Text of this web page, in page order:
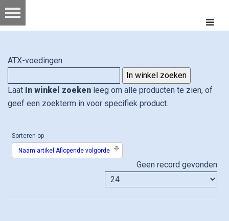
ATX-voedingen
Laat In winkel zoeken leeg om alle producten te zien, of
geef een zoekterm in voor specifiek product.
Sorteren op
Naam artikel Aflopende volgorde
Geen record gevonden